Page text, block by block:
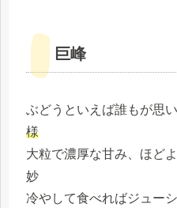
巨峰
ぶどうといえば誰もが思い
様
大粒で濃厚な甘み、ほど
妙
冷やして食べればジュー